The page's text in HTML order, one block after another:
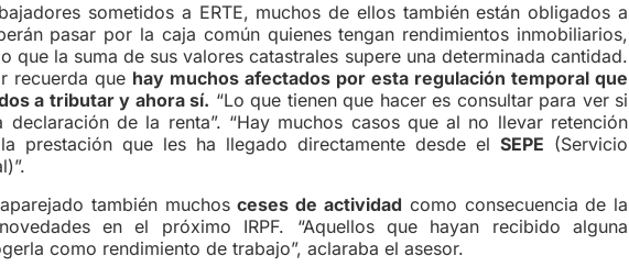
sometidos a ERTE, muchos de ellos también están obligados a
pasar por la caja común quienes tengan rendimientos inmobiliarios,
que la suma de sus valores catastrales supere una determinada cantidad.
recuerda que hay muchos afectados por esta regulación temporal que
a tributar y ahora sí. “Lo que tienen que hacer es consultar para ver si
de la renta”. “Hay muchos casos que al no llevar retención
prestación que les ha llegado directamente desde el SEPE (Servicio
también muchosceses de actividad como consecuencia de la
en el próximo IRPF. “Aquellos que hayan recibido alguna
como rendimiento de trabajo”, aclaraba el asesor.